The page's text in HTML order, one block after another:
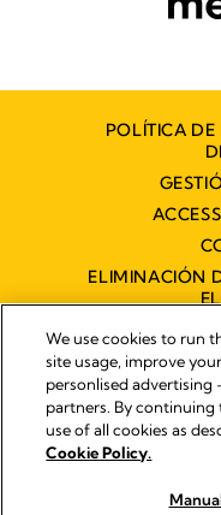
POLÍTICA
ELIMINACIÓN
We use cookies to run
site usage, improve
personlised advertising
partners. By continuing
use of all cookies as
Cookie Policy.